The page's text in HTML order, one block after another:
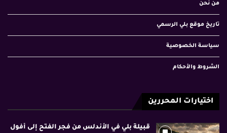
من نحن
تاريخ موقع بلي الرسمي
سياسة الخصوصية
الشروط والأحكام
اختيارات المحررين
قبيلة بلي في الأندلس من فجر الفتح إلى أفول